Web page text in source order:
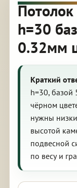
h=30
0.32мм
Краткий
h=30,
чёрном
нужны
высотой
подвесной
по весу и